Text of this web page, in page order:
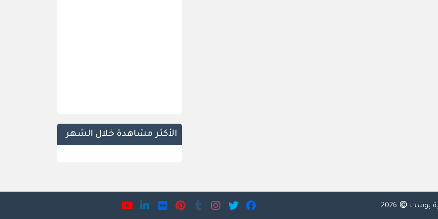
الأكثر مشاهدة خلال الشهر
بوست